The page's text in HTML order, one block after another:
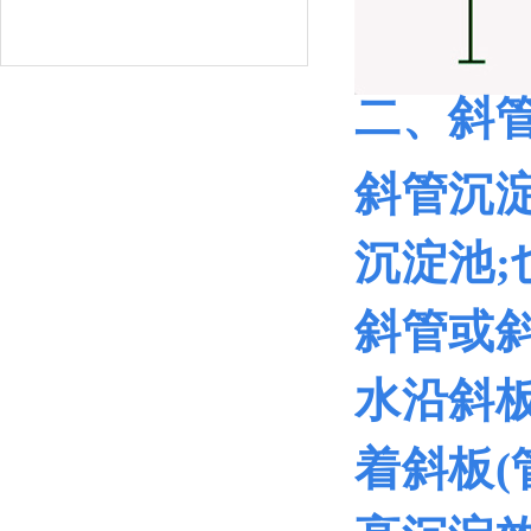
二、斜
斜管沉
沉淀池;
斜管或
水沿斜
着斜板(